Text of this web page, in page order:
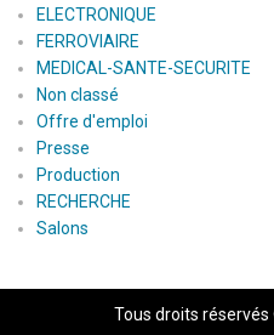
ELECTRONIQUE
FERROVIAIRE
MEDICAL-SANTE-SECURITE
Non classé
Offre d'emploi
Presse
Production
RECHERCHE
Salons
Tous droits réservés